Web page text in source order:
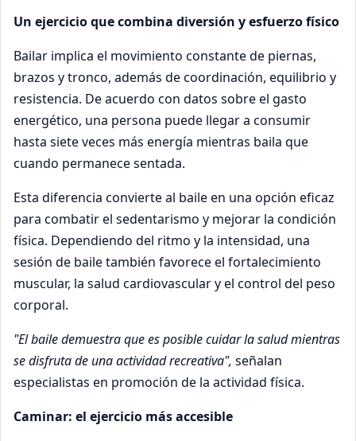
Un ejercicio que combina diversión y esfuerzo físico
Bailar implica el movimiento constante de piernas,
brazos y tronco, además de coordinación, equilibrio y
resistencia. De acuerdo con datos sobre el gasto
energético, una persona puede llegar a consumir
hasta siete veces más energía mientras baila que
cuando permanece sentada.
Esta diferencia convierte al baile en una opción eficaz
para combatir el sedentarismo y mejorar la condición
física. Dependiendo del ritmo y la intensidad, una
sesión de baile también favorece el fortalecimiento
muscular, la salud cardiovascular y el control del peso
corporal.
"El baile demuestra que es posible cuidar la salud mientras
se disfruta de una actividad recreativa", señalan
especialistas en promoción de la actividad física.
Caminar: el ejercicio más accesible